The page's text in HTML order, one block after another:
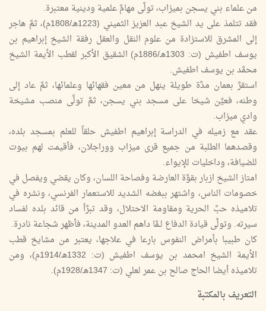
من علماء بني يسجن بميزاب، تولَّى مهامَّ علمية ودينية معتبرة.
فقد تتلمذ على يد الشيخ عبد العزيز الثميني (1223هـ/1808م)، ثمَّ هاجر
إلى المشرق للاستزادة من علوم النقل والعقل رفقة الشيخ إبراهيم بن
يوسف اطفيش (ت: 1303هـ/1886م) الشقيق الأكبر لقطب الأيمة الشيخ
محمَّد بن يوسف اطفيش.
استقرَّ بعمان مدَّة طويلة ينهل من معين فقهائها وعلمائها، ثمَّ عاد إلى
وطنه، فعيِّن شيخا على مسجد بني يسجن، ثمَّ تولَّى منصب مشيخة
وادي ميزاب.
عقد مع زميله في الدراسة إبراهيم اطفيش حلقاً للعلم بمسجد بلده،
وقصدهما الطلبة من جميع قرى ميزاب ووراجلان، فأقيمت لهم بيوت
للضيافة، وداخليات للإيواء.
امتاز الشيخ ازبار بقوَّة العارضة وفصاحة اللسان، وكان يقضي ويفصل في
خصومات الناس، واشتهر ببغضه الشديد للاستعمار الفرنسي، ونشره في
تلاميذه حبَّ الحرية ومقاومة الاحتلال، وقد تبرَّأ من قائد بلده لفساد
سيرته. وتولَّى قيادة الدفاع لـمَّا داهم العدو المدينة، فأظهر شجاعة نادرة.
كان طبيبا بأمراض النفوس بارعا في علاجها، يعتبر من مشايخ قطب
الأيمة الشيخ امحمد بن يوسف اطفيش (ت: 1332هـ/1914م)، ومن
تلاميذه أيضا الحاج صالح بن عمر لعلي (ت: 1347هـ/1928م).
التعريف بالمكتبة